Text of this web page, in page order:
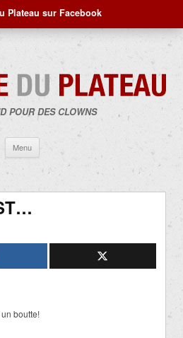
Plateau sur Facebook
POUR DES CLOWNS
Menu
contenu
boutte!